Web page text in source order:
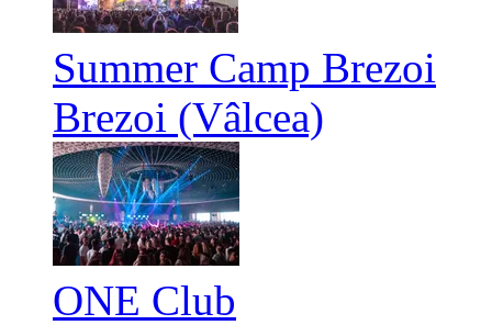
Summer Camp Brezoi
Brezoi (Vâlcea)
ONE Club